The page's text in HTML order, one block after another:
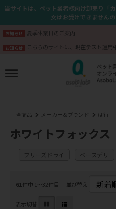
当サイトは、ペット業者様向け卸売り「
文はお受けできませんの
お知らせ 夏季休業日のご案内
お知らせ こちらのサイトは、現在テスト運用
全商品 メーカー＆ブランド は行
ホワイトフォックス
フリーズドライ ベースデリ
61件中 1〜32件目 並び替え
表示切替